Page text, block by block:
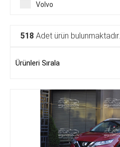
Volvo
518 Adet ürün bulunmaktadır.